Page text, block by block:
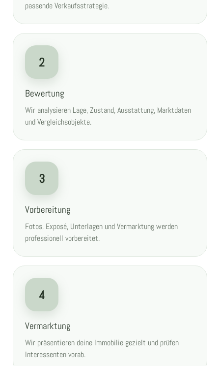
passende Verkaufsstrategie.
2
Bewertung
Wir analysieren Lage, Zustand, Ausstattung, Marktdaten
und Vergleichsobjekte.
3
Vorbereitung
Fotos, Exposé, Unterlagen und Vermarktung werden
professionell vorbereitet.
4
Vermarktung
Wir präsentieren deine Immobilie gezielt und prüfen
Interessenten vorab.